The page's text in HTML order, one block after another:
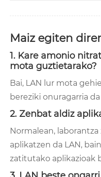
Maiz egiten
1. Kare amonio
mota guztietarako?
Bai, LAN lur mota
bereziki onuragarria
2. Zenbat aldiz
Normalean,
aplikatzen da LAN,
zatitutako aplikazioak